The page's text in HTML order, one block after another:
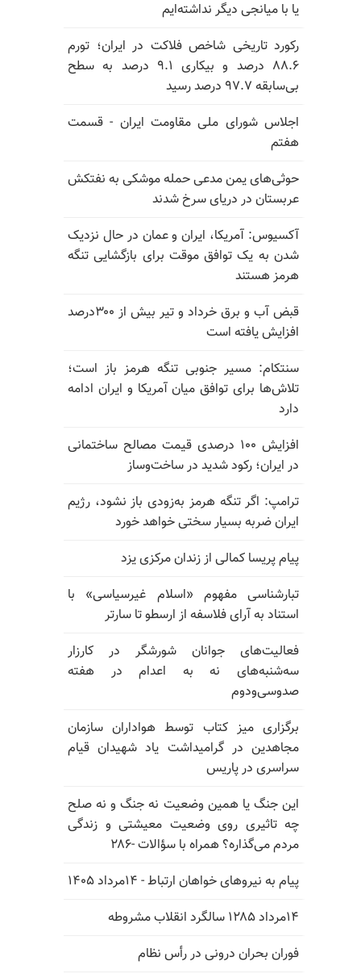
یا با میانجی دیگر نداشته‌ایم
رکورد تاریخی شاخص فلاکت در ایران؛ تورم
۸۸.۶ درصد و بیکاری ۹.۱ درصد به سطح
بی‌سابقه ۹۷.۷ درصد رسید
اجلاس شورای ملی مقاومت ایران - قسمت
هفتم
حوثی‌های یمن مدعی حمله موشکی به نفتکش
عربستان در دریای سرخ شدند
آکسیوس: آمریکا، ایران و عمان در حال نزدیک
شدن به یک توافق موقت برای بازگشایی تنگه
هرمز هستند
قبض آب و برق خرداد و تیر بیش از ۳۰۰درصد
افزایش یافته است
سنتکام: مسیر جنوبی تنگه هرمز باز است؛
تلاش‌ها برای توافق میان آمریکا و ایران ادامه
دارد
افزایش ۱۰۰ درصدی قیمت مصالح ساختمانی
در ایران؛ رکود شدید در ساخت‌وساز
ترامپ: اگر تنگه هرمز به‌زودی باز نشود، رژیم
ایران ضربه بسیار سختی خواهد خورد
پیام پریسا کمالی از زندان مرکزی یزد
تبارشناسی مفهوم «اسلام غیرسیاسی» با
استناد به آرای فلاسفه از ارسطو تا سارتر
فعالیت‌های جوانان شورشگر در کارزار
سه‌شنبه‌های نه به اعدام در هفته
صدوسی‌و‌دوم
برگزاری میز کتاب توسط هواداران سازمان
مجاهدین در گرامیداشت یاد شهیدان قیام
سراسری در پاریس
این جنگ یا همین وضعیت نه جنگ و نه صلح
چه تاثیری روی وضعیت معیشتی و زندگی
مردم می‌گذاره؟ همراه با سؤالات -۲۸۶
پیام به نیروهای خواهان ارتباط - ۱۴مرداد ۱۴۰۵
۱۴مرداد ۱۲۸۵ سالگرد انقلاب مشروطه
فوران بحران درونی در رأس نظام